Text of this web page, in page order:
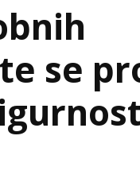
se